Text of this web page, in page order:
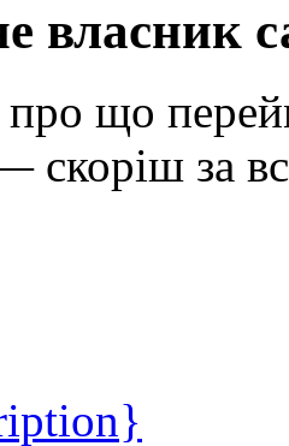
власник
що
скоріш за